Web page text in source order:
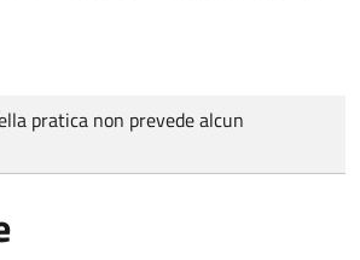
pratica non prevede alcun